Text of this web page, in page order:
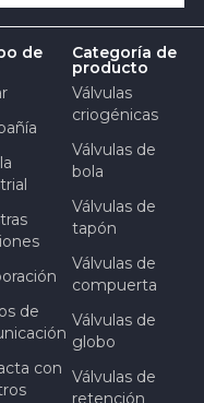
de
de
con
Categoría de
producto
Válvulas
criogénicas
Válvulas de
bola
Válvulas de
tapón
Válvulas de
compuerta
Válvulas de
globo
Válvulas de
retención